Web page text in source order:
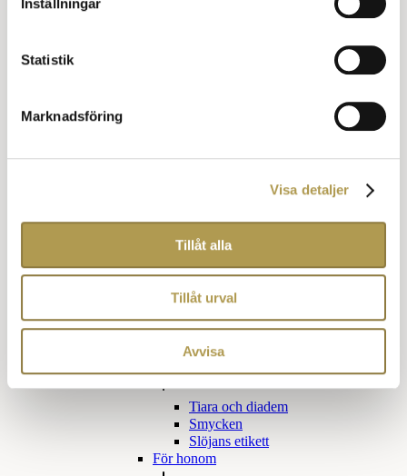
Statistik
Marknadsföring
Visa detaljer
Tillåt alla
Tillåt urval
Avvisa
Cocktail klädsel
Påhittade klädkoder
Obegripliga klädkoder
Sommarfin
Tillbehör klädkoder
Tiara och diadem
Smycken
Slöjans etikett
För honom